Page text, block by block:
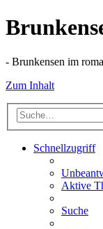
- Brunkensen im
Zum Inhalt
Schnellzugriff
Aktive
Suche